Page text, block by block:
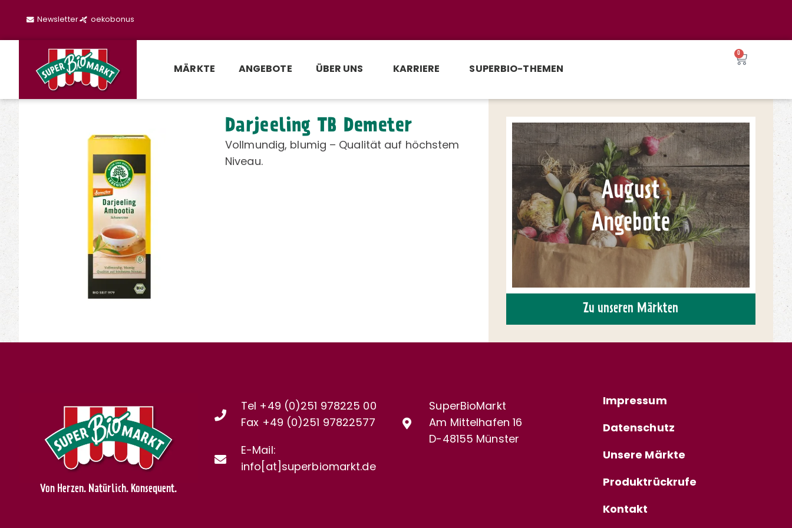
Newsletter oekobonus
MÄRKTE ANGEBOTE ÜBER UNS KARRIERE SUPERBIO-THEMEN
0
Darjeeling TB Demeter
Vollmundig, blumig – Qualität auf höchstem
Niveau.
August
Angebote
Zu unseren Märkten
Von Herzen. Natürlich. Konsequent.
Tel +49 (0)251 978225 00
Fax +49 (0)251 97822577
E-Mail:
info[at]superbiomarkt.de
SuperBioMarkt
Am Mittelhafen 16
D-48155 Münster
Impressum
Datenschutz
Unsere Märkte
Produktrückrufe
Kontakt